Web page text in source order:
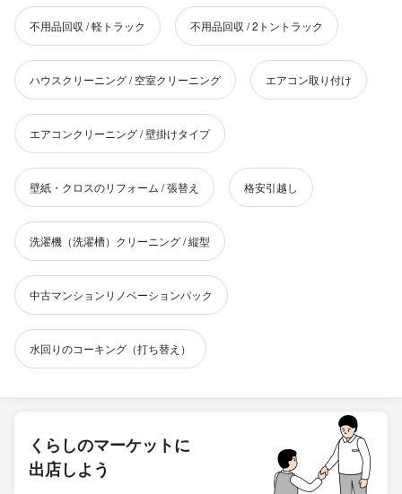
不用品回収 / 軽トラック 不用品回収 / 2トントラック
ハウスクリーニング / 空室クリーニング エアコン取り付け
エアコンクリーニング / 壁掛けタイプ
壁紙・クロスのリフォーム / 張替え 格安引越し
洗濯機（洗濯槽）クリーニング / 縦型
中古マンションリノベーションパック
水回りのコーキング（打ち替え）
くらしのマーケットに
出店しよう